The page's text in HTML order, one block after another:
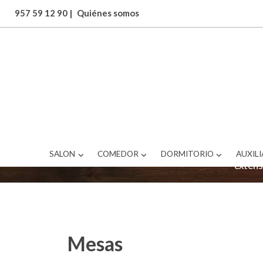
957 59 12 90 | Quiénes somos
SALON COMEDOR DORMITORIO
Cuando llega el
variedad de
Mesas